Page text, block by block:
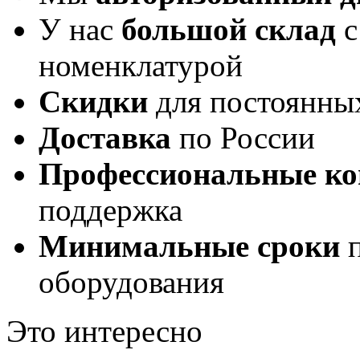
У нас большой склад
номенклатурой
Скидки для
Доставка по России
Профессиональные
поддержка
Минимальные сроки
оборудования
Это интересно